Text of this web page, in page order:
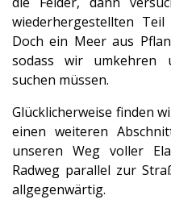
wiederhergestellten
Doch ein Meer aus
sodass wir umkehren
suchen müssen.
Glücklicherweise finden
einen weiteren
unseren Weg voller
Radweg parallel zur
allgegenwärtig.